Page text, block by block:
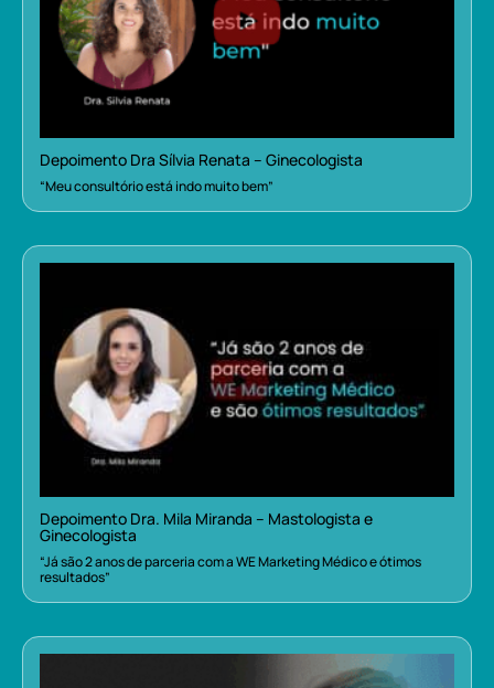
Depoimento Dra Sílvia Renata – Ginecologista
“Meu consultório está indo muito bem”
Depoimento Dra. Mila Miranda – Mastologista e
Ginecologista
“Já são 2 anos de parceria com a WE Marketing Médico e ótimos
resultados”